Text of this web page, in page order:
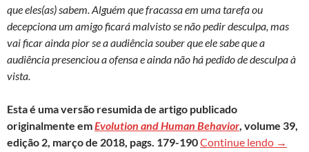
que eles(as) sabem. Alguém que fracassa em uma tarefa ou
decepciona um amigo ficará malvisto se não pedir desculpa, mas
vai ficar ainda pior se a audiência souber que ele sabe que a
audiência presenciou a ofensa e ainda não há pedido de desculpa à
vista.
Esta é uma versão resumida de artigo publicado
originalmente emEvolution and Human Behavior, volume 39,
edição 2, março de 2018, pags. 179-190Continue lendo →